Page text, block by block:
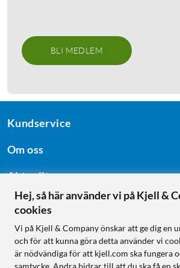
BLI MEDLEM
Kundservice
Om oss
Aktuellt
Följ oss
Hej, så här använder vi på Kjell &
cookies
Vi på Kjell & Company önskar att ge dig en
och för att kunna göra detta använder vi
är nödvändiga för att kjell.com ska fungera
samtycke. Andra bidrar till att du ska få en